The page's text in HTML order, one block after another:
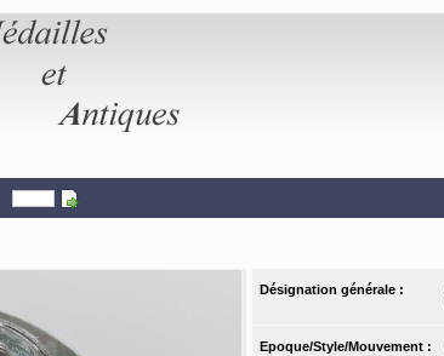
Désignation générale :
Epoque/Style/Mouvement :